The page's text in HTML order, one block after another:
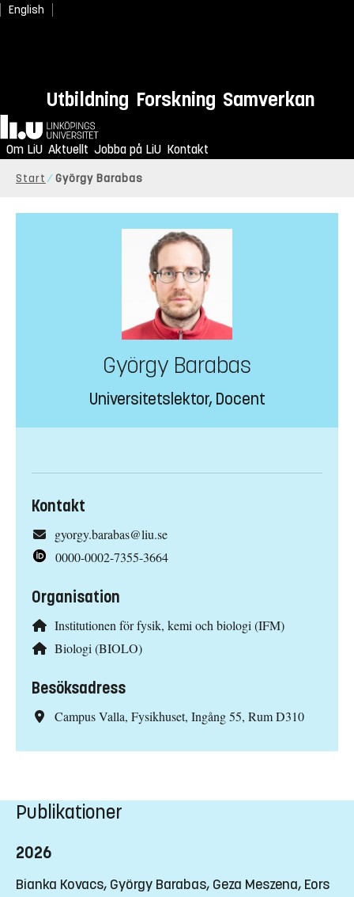
English
Utbildning Forskning Samverkan
Hem
Om LiU Aktuellt Jobba på LiU Kontakt
Start György Barabas
György Barabas
Universitetslektor, Docent
Kontakt
gyorgy.barabas@liu.se
0000-0002-7355-3664
Organisation
Institutionen för fysik, kemi och biologi (IFM)
Biologi (BIOLO)
Besöksadress
Campus Valla, Fysikhuset, Ingång 55, Rum D310
Publikationer
2026
Bianka Kovacs, György Barabas, Geza Meszena, Eors